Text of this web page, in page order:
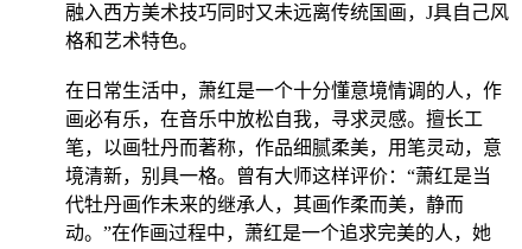
融入西方美术技巧同时又未远离传统国画，J具自己风
格和艺术特色。
在日常生活中，萧红是一个十分懂意境情调的人，作
画必有乐，在音乐中放松自我，寻求灵感。擅长工
笔，以画牡丹而著称，作品细腻柔美，用笔灵动，意
境清新，别具一格。曾有大师这样评价：“萧红是当
代牡丹画作未来的继承人，其画作柔而美，静而
动。”在作画过程中，萧红是一个追求完美的人，她